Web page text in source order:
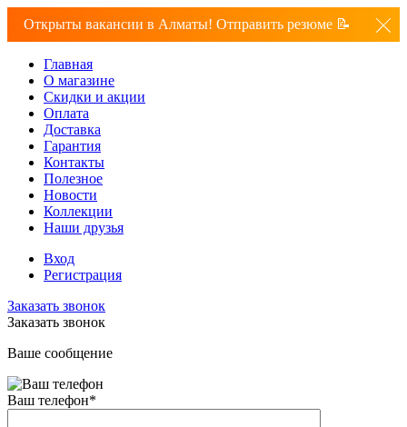
Открыты вакансии в Алматы! Отправить резюме 📝
Главная
О магазине
Скидки и акции
Оплата
Доставка
Гарантия
Контакты
Полезное
Новости
Коллекции
Наши друзья
Вход
Регистрация
Заказать звонок
Заказать звонок
Ваше сообщение
Ваш телефон*